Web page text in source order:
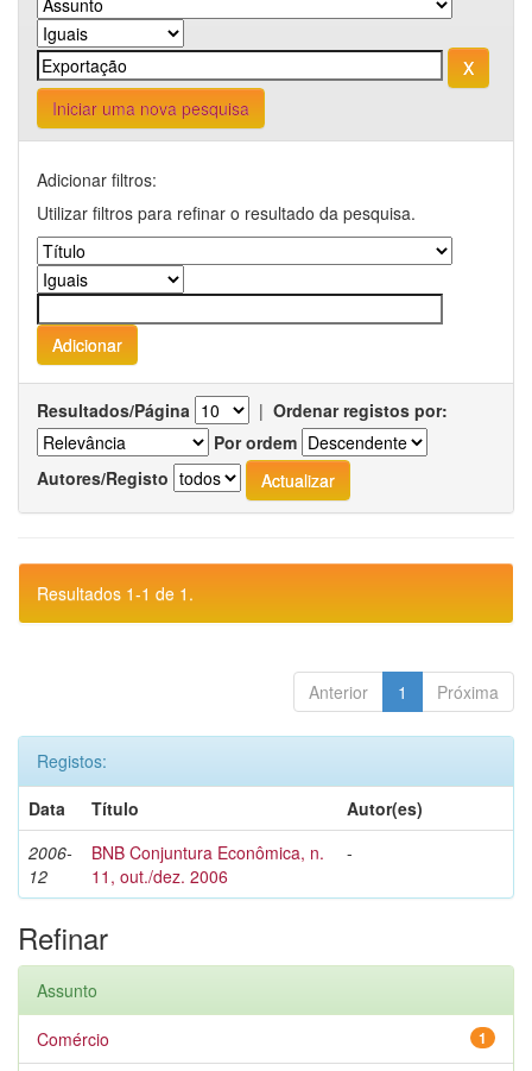
Iniciar uma nova pesquisa
Adicionar filtros:
Utilizar filtros para refinar o resultado da pesquisa.
Resultados/Página | Ordenar registos por:
Por ordem
Autores/Registo
Resultados 1-1 de 1.
Anterior 1 Próxima
Registos:
Data
Título
Autor(es)
2006-
12
BNB Conjuntura Econômica, n.
11, out./dez. 2006
-
Refinar
Assunto
1
Comércio